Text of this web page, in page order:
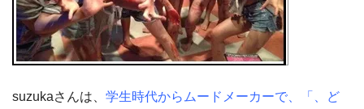
suzukaさんは、 学生時代からムードメーカーで、「、ど